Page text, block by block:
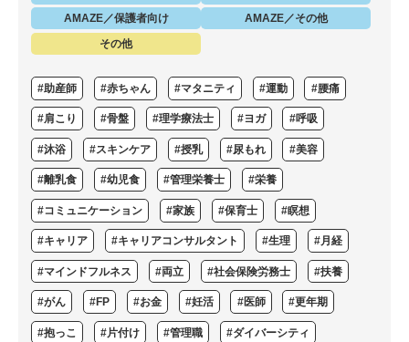
AMAZE／保護者向け
AMAZE／その他
その他
#助産師 #赤ちゃん #マタニティ #運動 #腰痛
#肩こり #骨盤 #理学療法士 #ヨガ #呼吸
#沐浴 #スキンケア #授乳 #尿もれ #美容
#離乳食 #幼児食 #管理栄養士 #栄養
#コミュニケーション #家族 #保育士 #瞑想
#キャリア #キャリアコンサルタント #生理 #月経
#マインドフルネス #両立 #社会保険労務士 #扶養
#がん #FP #お金 #妊活 #医師 #更年期
#抱っこ #片付け #管理職 #ダイバーシティ